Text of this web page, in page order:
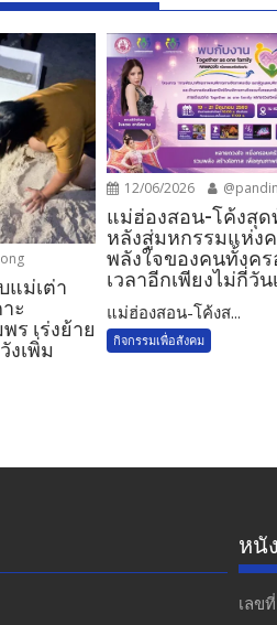
แม่เต่า
ะ
ร เร่งย้าย
งเพิ่ม
12/06/2026
แม่ฮ่องสอน-โค้งสุด
หลังสู่มหกรรมแห่ง
พลังใจของคนทั้งคร
เวลาอีกเพียงไม่กี่วั
แม่ฮ่องสอน-โค้งส...
กิจกรรมเพื่อสังคม
หนั
เลข